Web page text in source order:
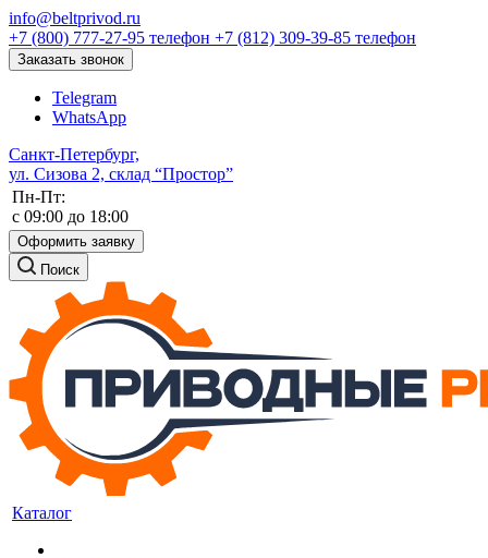
info@beltprivod.ru
+7 (800) 777-27-95 телефон +7 (812) 309-39-85 телефон
Заказать звонок
Telegram
WhatsApp
Санкт-Петербург,
ул. Сизова 2, склад “Простор”
Пн-Пт:
c 09:00 до 18:00
Оформить заявку
Поиск
Каталог